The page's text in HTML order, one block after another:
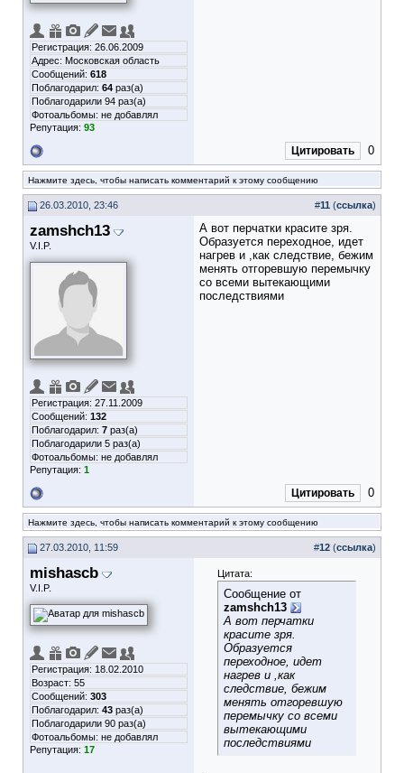
Регистрация: 26.06.2009
Адрес: Московская область
Сообщений: 618
Поблагодарил: 64 раз(а)
Поблагодарили 94 раз(а)
Фотоальбомы: не добавлял
Репутация: 93
Цитировать 0
Нажмите здесь, чтобы написать комментарий к этому сообщению
26.03.2010, 23:46 #11 (ссылка)
zamshch13
V.I.P.
Регистрация: 27.11.2009
Сообщений: 132
Поблагодарил: 7 раз(а)
Поблагодарили 5 раз(а)
Фотоальбомы: не добавлял
Репутация: 1
А вот перчатки красите зря.
Образуется переходное, идет
нагрев и ,как следствие, бежим
менять отгоревшую перемычку
со всеми вытекающими
последствиями
Цитировать 0
Нажмите здесь, чтобы написать комментарий к этому сообщению
27.03.2010, 11:59 #12 (ссылка)
mishascb
V.I.P.
Регистрация: 18.02.2010
Возраст: 55
Сообщений: 303
Поблагодарил: 43 раз(а)
Поблагодарили 90 раз(а)
Фотоальбомы: не добавлял
Репутация: 17
Цитата:
Сообщение от
zamshch13
А вот перчатки
красите зря.
Образуется
переходное, идет
нагрев и ,как
следствие, бежим
менять отгоревшую
перемычку со всеми
вытекающими
последствиями